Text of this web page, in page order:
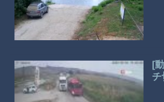
[
チ